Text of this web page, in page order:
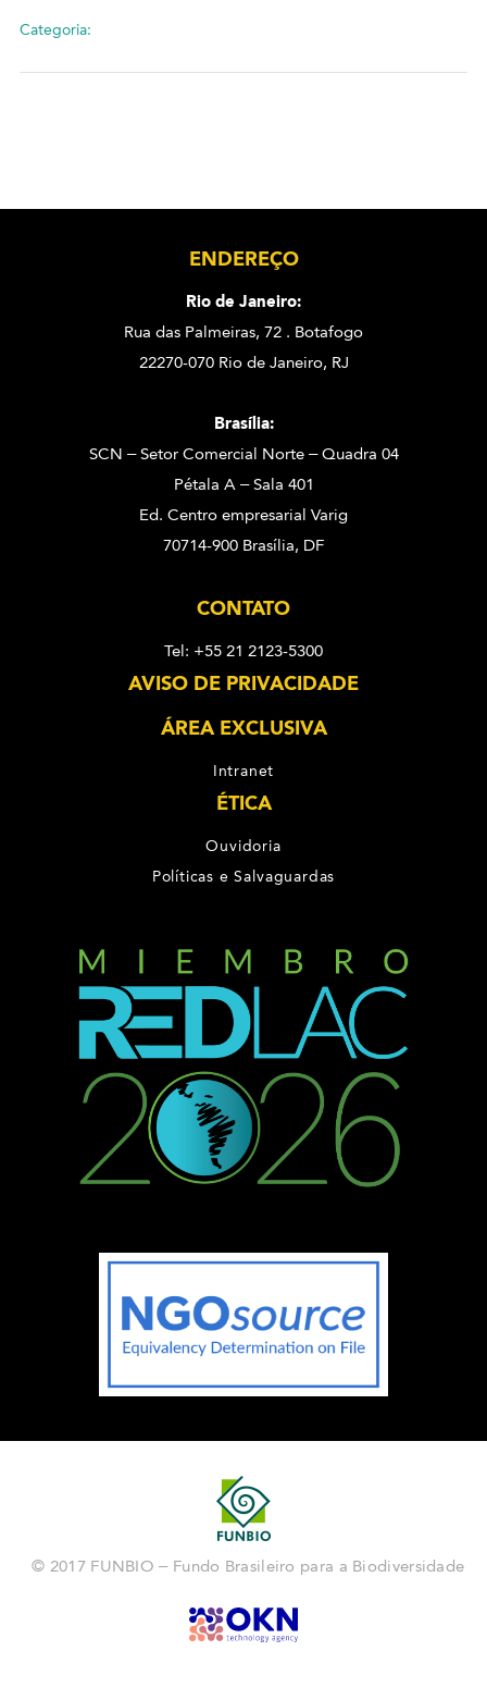
Categoria:
ENDEREÇO
Rio de Janeiro:
Rua das Palmeiras, 72 . Botafogo
22270-070 Rio de Janeiro, RJ
Brasília:
SCN – Setor Comercial Norte – Quadra 04
Pétala A – Sala 401
Ed. Centro empresarial Varig
70714-900 Brasília, DF
CONTATO
Tel: +55 21 2123-5300
AVISO DE PRIVACIDADE
ÁREA EXCLUSIVA
Intranet
ÉTICA
Ouvidoria
Políticas e Salvaguardas
© 2017 FUNBIO – Fundo Brasileiro para a Biodiversidade